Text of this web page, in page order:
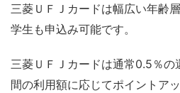
三菱ＵＦＪカードは幅広い年齢
学生も申込み可能です。
三菱ＵＦＪカードは通常0.5％の
間の利用額に応じてポイントア